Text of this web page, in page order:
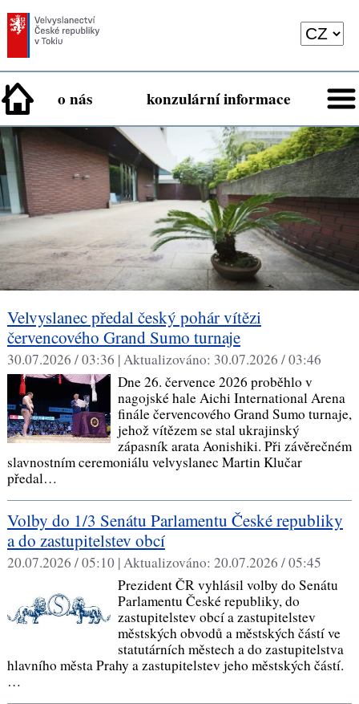
o nás konzulární informace
Velvyslanec předal český pohár vítězi
červencového Grand Sumo turnaje
30.07.2026 / 03:36 |Aktualizováno: 30.07.2026 / 03:46
Dne 26. července 2026 proběhlo v
nagojské hale Aichi International Arena
finále červencového Grand Sumo turnaje,
jehož vítězem se stal ukrajinský
zápasník arata Aonishiki. Při závěrečném
slavnostním ceremoniálu velvyslanec Martin Klučar
předal…
Volby do 1/3 Senátu Parlamentu České republiky
a do zastupitelstev obcí
20.07.2026 / 05:10 |Aktualizováno: 20.07.2026 / 05:45
Prezident ČR vyhlásil volby do Senátu
Parlamentu České republiky, do
zastupitelstev obcí a zastupitelstev
městských obvodů a městských částí ve
statutárních městech a do zastupitelstva
hlavního města Prahy a zastupitelstev jeho městských částí.
…